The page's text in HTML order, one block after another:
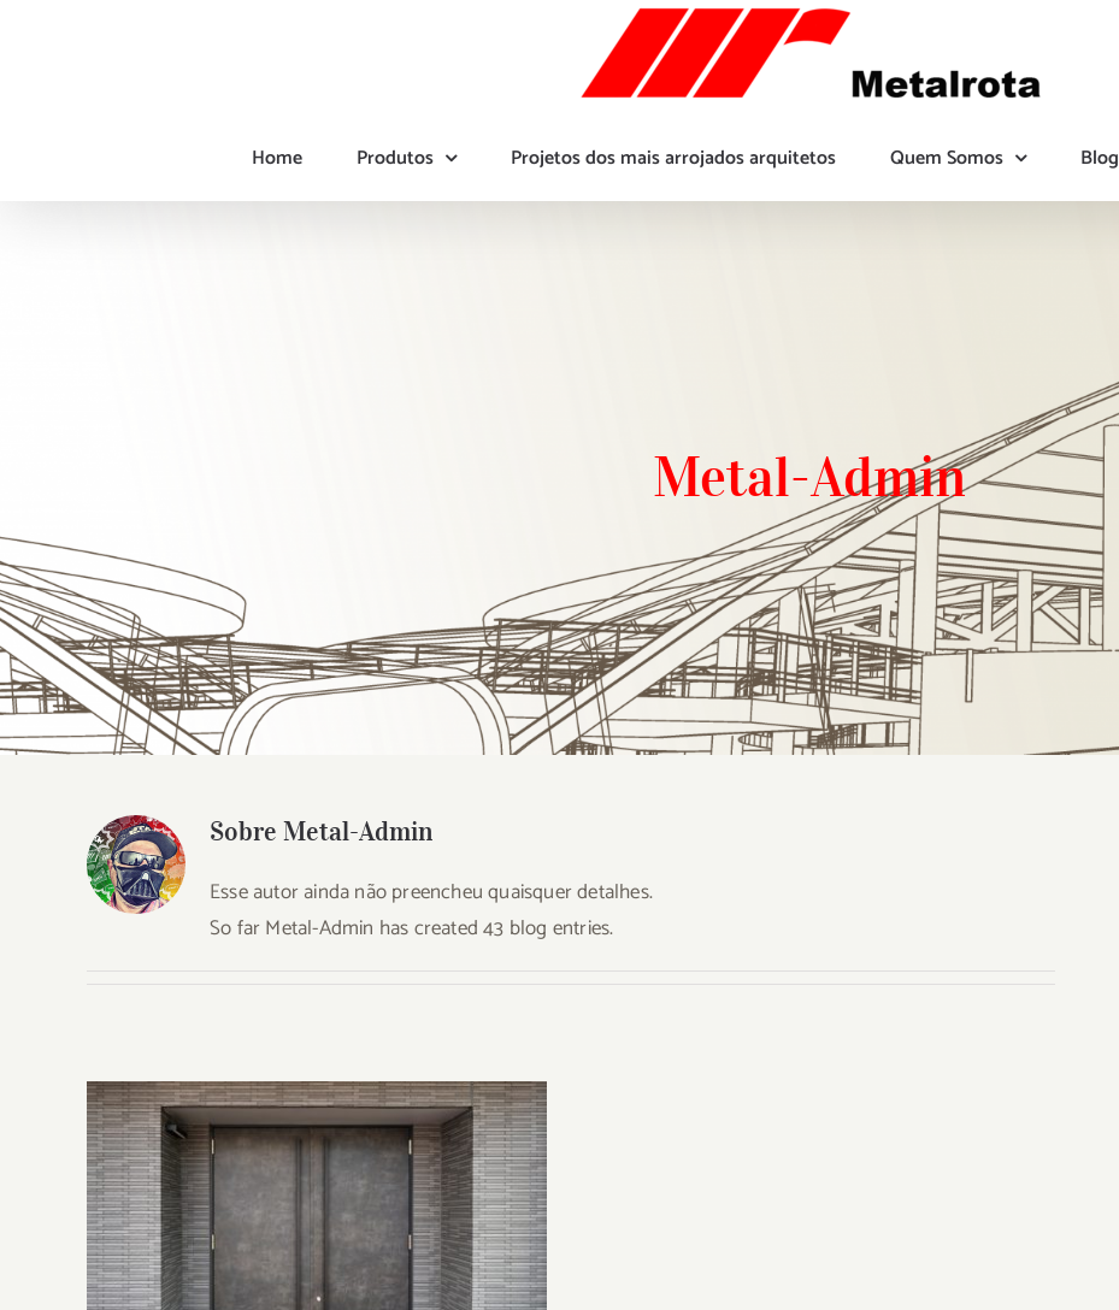
Home Produtos Projetos dos mais arrojados arquitetos Quem Somos Blog
Metal-Admin
Sobre Metal-Admin
Esse autor ainda não preencheu quaisquer detalhes.
So far Metal-Admin has created 43 blog entries.
Fabricante de porta metálica em São
Paulo: conheça a empresa ideal